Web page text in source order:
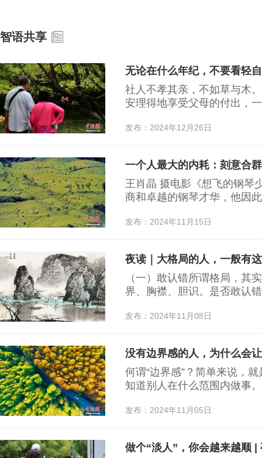
智语共享
无论在什么年纪，不要看轻
社人不孝其亲，不如草与木
安理得地享受父母的付出，
最难做到的是不给父母脸色
发布：2024年12月26日
一个人最大的内耗：刻意合
王肖晶 摄电影《想飞的钢琴
商和卓越的钢琴才华，他因
去了弹钢琴的能力。如他所
学的喜好，去听那些他不喜
充愣，以显得与大家更为……
发布：2024年11月15日
夜读｜大格局的人，一般有
（一）敢认错所谓格局，其
界、胸襟、胆识。是否敢认
发布：2024年11月08日
没有边界感的人，为什么会
何谓“边界感”？简单来说，
知道别人在什么范围内做事
发布：2024年11月05日
做个“淡人”，你会越来越顺 |